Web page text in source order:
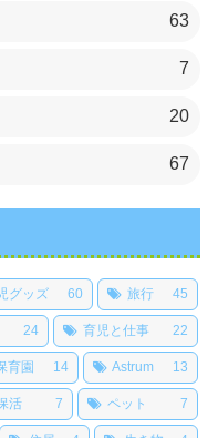
63
7
20
67
グッズ 60 旅行 45
24 育児と仕事 22
育園 14 Astrum 13
活 7 ペット 7